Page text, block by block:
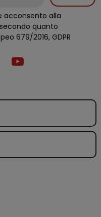
acconsento alla
quanto
stabilito dal regolamento europeo 679/2016, GDPR